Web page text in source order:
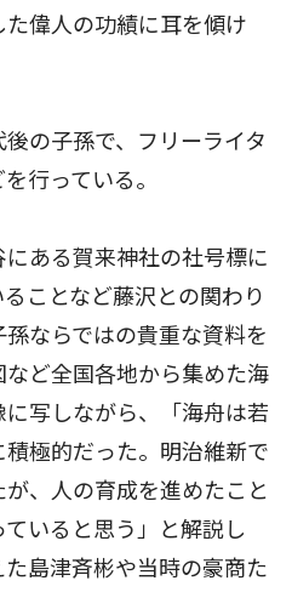
偉人の功績に耳を傾け
の子孫で、フリーライタ
行っている。
ある賀来神社の社号標に
ことなど藤沢との関わり
ならではの貴重な資料を
ど全国各地から集めた海
写しながら、「海舟は若
極的だった。明治維新で
、人の育成を進めたこと
いると思う」と解説し
島津斉彬や当時の豪商た